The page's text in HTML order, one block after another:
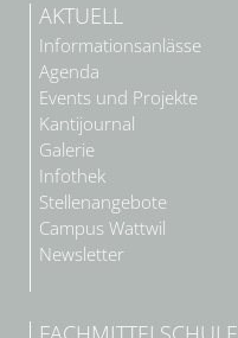
AKTUELL
Informationsanlässe
Agenda
Events und Projekte
Kantijournal
Galerie
Infothek
Stellenangebote
Campus Wattwil
Newsletter